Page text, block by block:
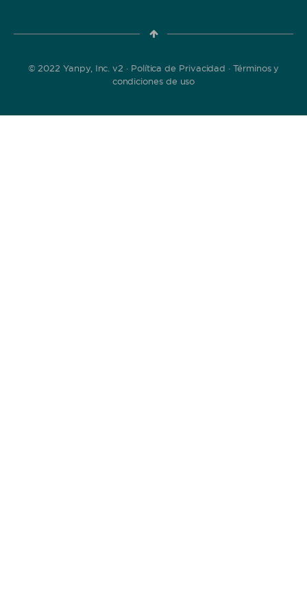
© 2022 Yanpy, Inc. v2 · Política de Privacidad ·Términos y
condiciones de uso